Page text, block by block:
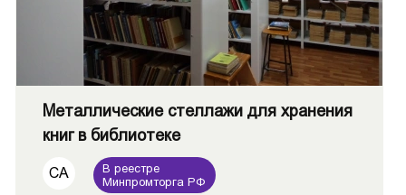
Металлические стеллажи для хранения
книг в библиотеке
СА
В реестре
Минпромторга РФ